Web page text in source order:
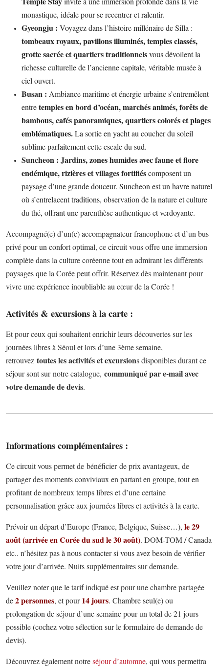
monastique, idéale pour se recentrer et ralentir.
Gyeongju : Voyagez dans l’histoire millénaire de Silla :
tombeaux royaux, pavillons illuminés, temples classés,
grotte sacrée et quartiers traditionnelsvous dévoilent la
richesse culturelle de l’ancienne capitale, véritable musée à
ciel ouvert.
Busan : Ambiance maritime et énergie urbaine s’entremêlent
entretemples en bord d’océan, marchés animés, forêts de
bambous, cafés panoramiques, quartiers colorés et plages
emblématiques.La sortie en yacht au coucher du soleil
sublime parfaitement cette escale du sud.
Suncheon : Jardins, zones humides avec faune et flore
endémique, rizières et villages fortifiéscomposent un
paysage d’une grande douceur. Suncheon est un havre naturel
où s’entrelacent traditions, observation de la nature et culture
du thé, offrant une parenthèse authentique et verdoyante.
Accompagné(e) d’un(e) accompagnateur francophone et d’un bus
privé pour un confort optimal, ce circuit vous offre une immersion
complète dans la culture coréenne tout en admirant les différents
paysages que la Corée peut offrir. Réservez dès maintenant pour
vivre une expérience inoubliable au cœur de la Corée !
Activités & excursions à la carte :
Et pour ceux qui souhaitent enrichir leurs découvertes sur les
journées libres à Séoul et lors d’une 3ème semaine,
retrouvez toutes les activités et excursions disponibles durant ce
séjour sont sur notre catalogue, communiqué par e-mail avec
votre demande de devis.
Informations complémentaires :
Ce circuit vous permet de bénéficier de prix avantageux, de
partager des moments conviviaux en partant en groupe, tout en
profitant de nombreux temps libres et d’une certaine
personnalisation grâce aux journées libres et activités à la carte.
Prévoir un départ d’Europe (France, Belgique, Suisse…), le 29
août (arrivée en Corée du sud le 30 août). DOM-TOM / Canada
etc.. n’hésitez pas à nous contacter si vous avez besoin de vérifier
votre jour d’arrivée. Nuits supplémentaires sur demande.
Veuillez noter que le tarif indiqué est pour une chambre partagée
de2 personnes, et pour14 jours. Chambre seul(e) ou
prolongation de séjour d’une semaine pour un total de 21 jours
possible (cochez votre sélection sur le formulaire de demande de
devis).
Découvrez également notreséjour d’automne, qui vous permettra